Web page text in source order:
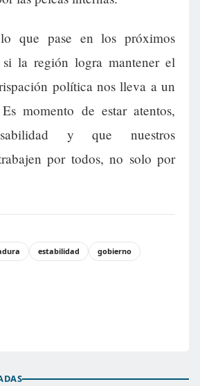
que pase en los próximos
si la región logra mantener el
política nos lleva a un
momento de estar atentos,
y que nuestros
por todos, no solo por
estabilidad
gobierno